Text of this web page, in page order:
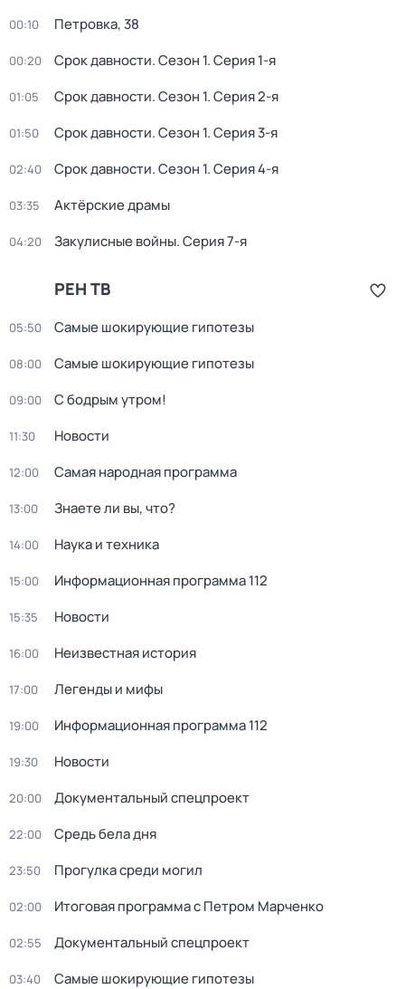
00:10 Петровка, 38
00:20 Срок давности. Сезон 1. Серия 1-я
01:05 Срок давности. Сезон 1. Серия 2-я
01:50 Срок давности. Сезон 1. Серия 3-я
02:40 Срок давности. Сезон 1. Серия 4-я
03:35 Актёрские драмы
04:20 Закулисные войны. Серия 7-я
РЕН ТВ
05:50 Самые шoкиpующие гипотезы
08:00 Самые шoкиpующие гипотезы
09:00 С бодрым утром!
11:30 Новости
12:00 Сaмая нарoдная программа
13:00 Знаете ли вы, что?
14:00 Наука и техника
15:00 Информационная программа 112
15:35 Новости
16:00 Неизвестная история
17:00 Легенды и мифы
19:00 Информационная программа 112
19:30 Новости
20:00 Докyментальный спецпроeкт
22:00 Средь бела дня
23:50 Прогулка среди могил
02:00 Итоговая программа с Петром Марченко
02:55 Докyментальный спецпроeкт
03:40 Самые шoкиpующие гипотезы